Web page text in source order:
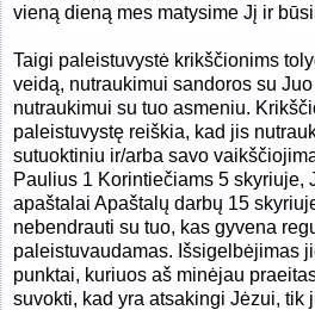
vieną dieną mes matysime Jį ir
Taigi paleistuvystė krikščionims
veidą, nutraukimui sandoros su
nutraukimui su tuo asmeniu.
paleistuvystę reiškia, kad jis
sutuoktiniu ir/arba savo
Paulius 1 Korintiečiams 5 skyriuje,
apaštalai Apaštalų darbų 15
nebendrauti su tuo, kas gyvena
paleistuvaudamas. Išsigelbėjimas
punktai, kuriuos aš minėjau
suvokti, kad yra atsakingi Jėzui, tik